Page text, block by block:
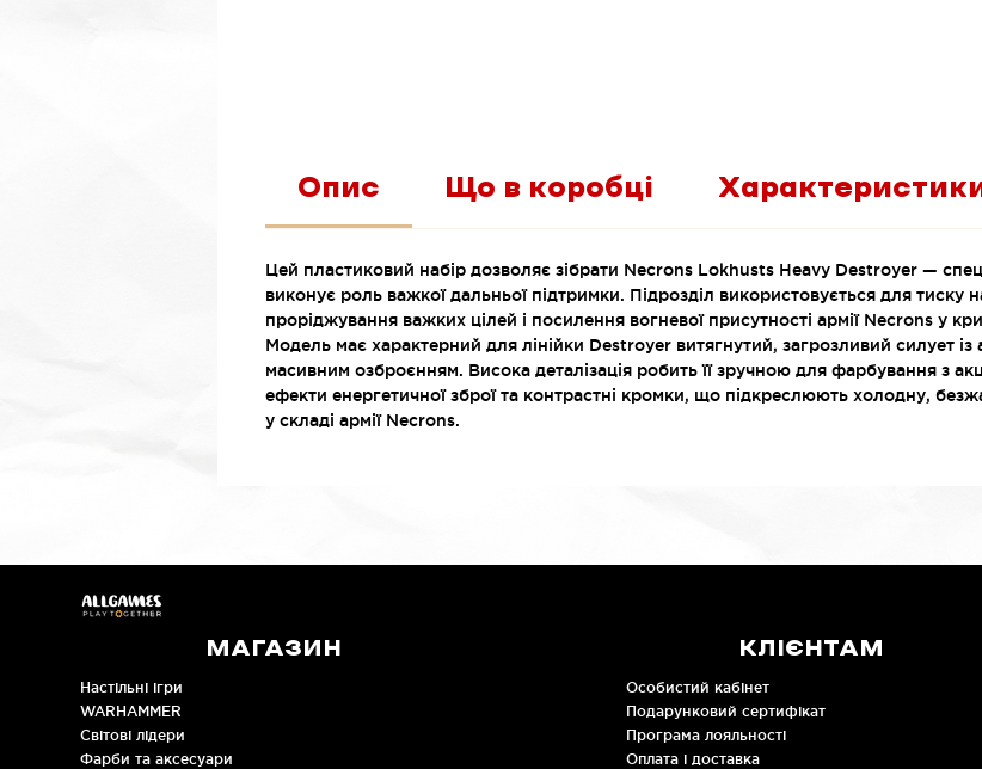
Опис Що в коробці
Цей пластиковий набір дозволяє зібрати Necrons Lokhusts Heavy Destroyer —
виконує роль важкої дальньої підтримки. Підрозділ використовується для тиску
проріджування важких цілей і посилення вогневої присутності армії Necrons у
Модель має характерний для лінійки Destroyer витягнутий, загрозливий силует
масивним озброєнням. Висока деталізація робить її зручною для фарбування з
ефекти енергетичної зброї та контрастні кромки, що підкреслюють холодну,
у складі армії Necrons.
МАГАЗИН
Настільні ігри
WARHAMMER
Cвітові лідери
Фарби та аксесуари
КЛІЄНТАМ
Особистий кабінет
Подарунковий сертифікат
Програма лояльності
Оплата і доставка